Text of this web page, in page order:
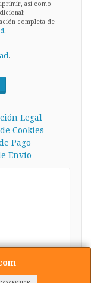
así como
completa de
.
.
Legal
Cookies
Pago
Envío